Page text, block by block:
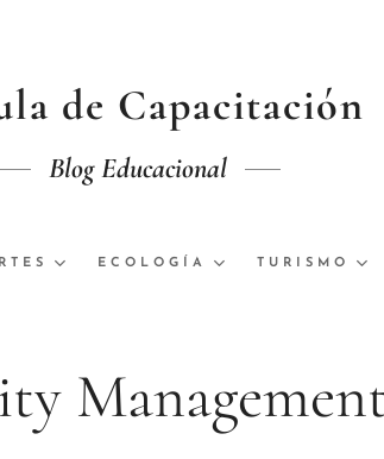
de Capacitación
Blog Educacional
ECOLOGÍA TURISMO